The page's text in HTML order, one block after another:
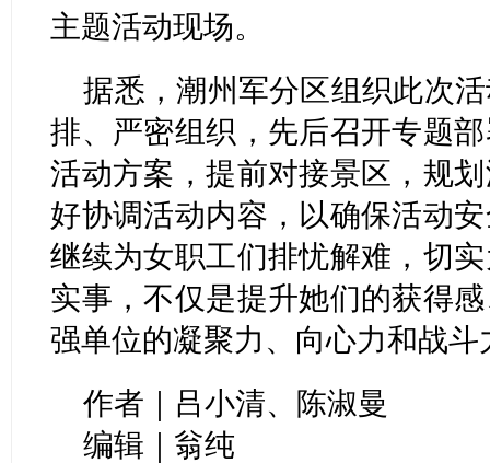
主题活动现场。
据悉，潮州军分区组织此次
排、严密组织，先后召开专题
活动方案，提前对接景区，规
好协调活动内容，以确保活动
继续为女职工们排忧解难，切
实事，不仅是提升她们的获得
强单位的凝聚力、向心力和战斗
作者｜吕小清、陈淑曼
编辑｜翁纯